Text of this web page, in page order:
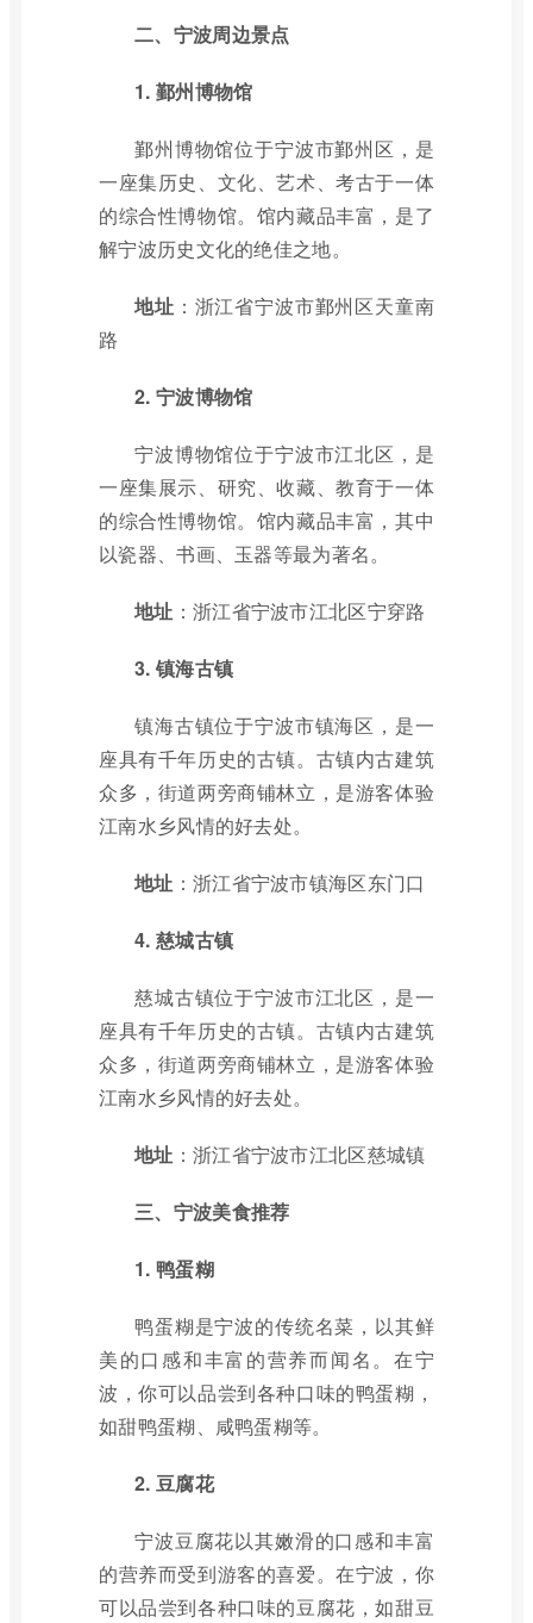
二、宁波周边景点
1. 鄞州博物馆
鄞州博物馆位于宁波市鄞州区，是
一座集历史、文化、艺术、考古于一体
的综合性博物馆。馆内藏品丰富，是了
解宁波历史文化的绝佳之地。
地址 ：浙江省宁波市鄞州区天童南
路
2. 宁波博物馆
宁波博物馆位于宁波市江北区，是
一座集展示、研究、收藏、教育于一体
的综合性博物馆。馆内藏品丰富，其中
以瓷器、书画、玉器等最为著名。
地址 ：浙江省宁波市江北区宁穿路
3. 镇海古镇
镇海古镇位于宁波市镇海区，是一
座具有千年历史的古镇。古镇内古建筑
众多，街道两旁商铺林立，是游客体验
江南水乡风情的好去处。
地址 ：浙江省宁波市镇海区东门口
4. 慈城古镇
慈城古镇位于宁波市江北区，是一
座具有千年历史的古镇。古镇内古建筑
众多，街道两旁商铺林立，是游客体验
江南水乡风情的好去处。
地址 ：浙江省宁波市江北区慈城镇
三、宁波美食推荐
1. 鸭蛋糊
鸭蛋糊是宁波的传统名菜，以其鲜
美的口感和丰富的营养而闻名。在宁
波，你可以品尝到各种口味的鸭蛋糊，
如甜鸭蛋糊、咸鸭蛋糊等。
2. 豆腐花
宁波豆腐花以其嫩滑的口感和丰富
的营养而受到游客的喜爱。在宁波，你
可以品尝到各种口味的豆腐花，如甜豆